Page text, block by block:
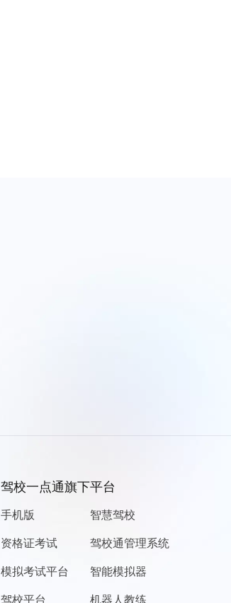
驾校一点通旗下平台
手机版
资格证考试
模拟考试平台
驾校平台
智慧驾校
驾校通管理系统
智能模拟器
机器人教练